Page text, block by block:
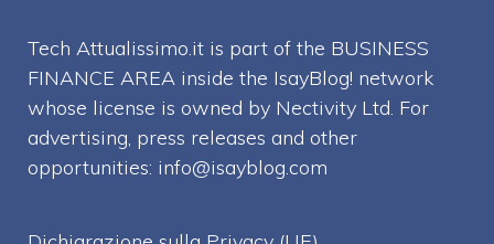
Tech Attualissimo.it is part of the BUSINESS
FINANCE AREA inside the IsayBlog! network
whose license is owned by Nectivity Ltd. For
advertising, press releases and other
opportunities: info@isayblog.com